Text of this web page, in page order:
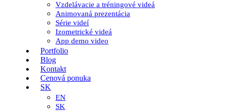
Vzdelávacie a tréningové videá
Animovaná prezentácia
Série videí
Izometrické videá
App demo video
Portfolio
Blog
Kontakt
Cenová ponuka
SK
EN
SK